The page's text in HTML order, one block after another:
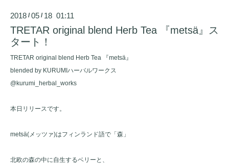
2018 /05 / 18 01:11
TRETAR original blend Herb Tea 『metsä』ス
タート！
TRETAR original blend Herb Tea 『metsä』
blended by KURUMIハーバルワークス
@kurumi_herbal_works
本日リリースです。
metsä(メッツァ)はフィンランド語で「森」
北欧の森の中に自生するベリーと、